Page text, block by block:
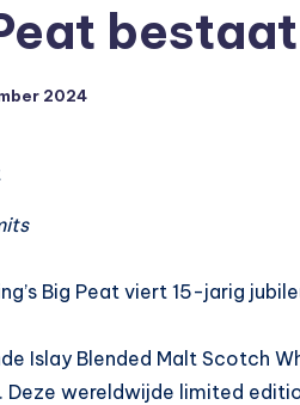
2024
Big Peat viert 15-jarig
Islay Blended Malt Scotch
Deze wereldwijde limited